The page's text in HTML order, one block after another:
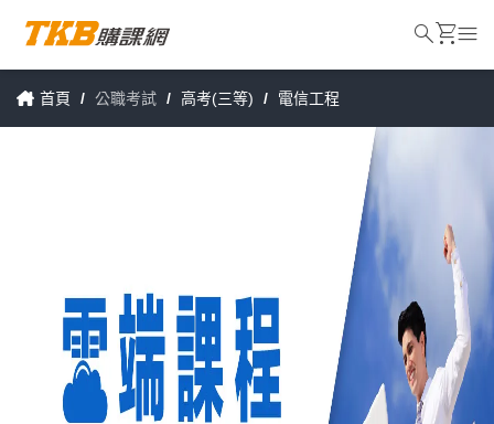
首頁 / 公職考試 / 高考(三等) / 電信工程
searchshopping_cartmenu